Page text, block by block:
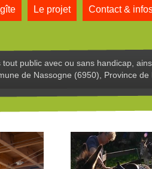
Le projet Contact &
public avec ou sans handicap,
de Nassogne (6950), Province de